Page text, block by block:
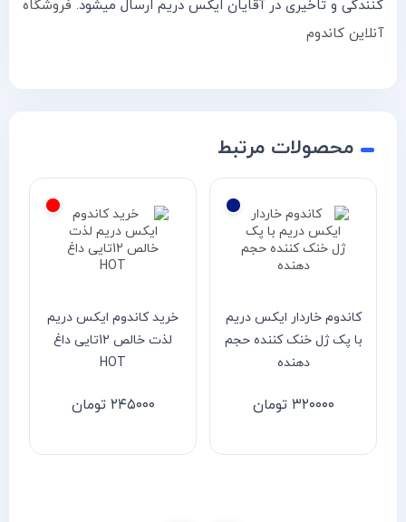
کنندگی و تاخیری در آقایان ایکس دریم ارسال میشود. فروشگاه
آنلاین کاندوم
محصولات مرتبط
کاندوم خاردار ایکس دریم
با پک ژل خنک کننده حجم
دهنده
۳۲۰۰۰۰ تومان
خرید کاندوم ایکس دریم
لذت خالص 12تایی داغ
HOT
۲۴۵۰۰۰ تومان